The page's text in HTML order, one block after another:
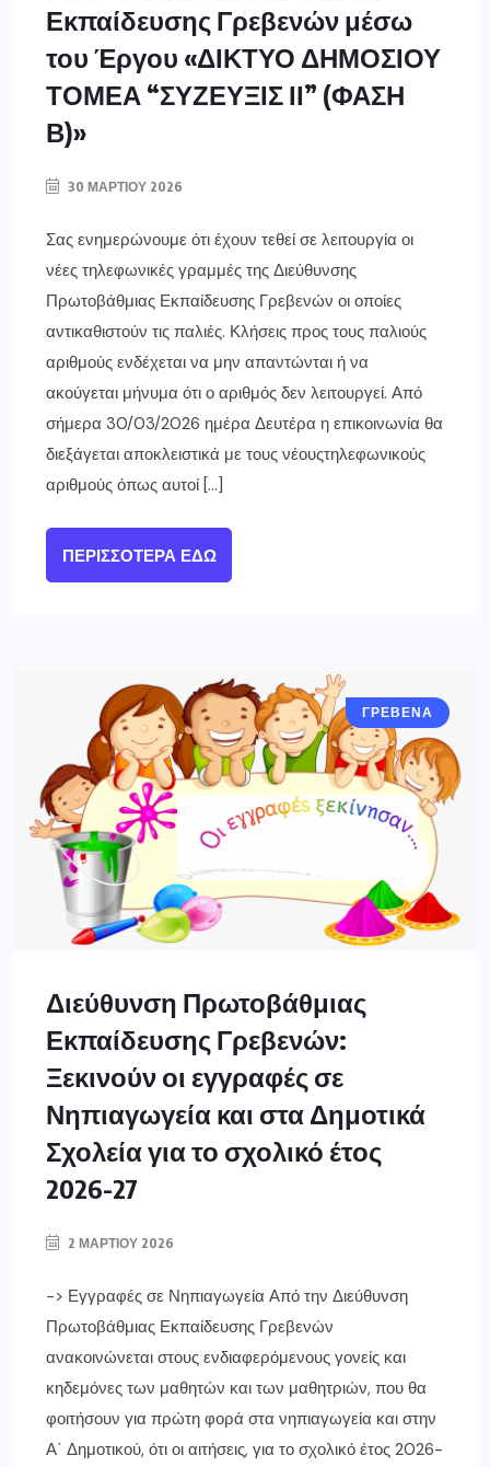
Εκπαίδευσης Γρεβενών μέσω
του Έργου «ΔΙΚΤΥΟ ΔΗΜΟΣΙΟΥ
ΤΟΜΕΑ “ΣΥΖΕΥΞΙΣ ΙΙ” (ΦΑΣΗ
Β)»
30 ΜΑΡΤΊΟΥ 2026
Σας ενημερώνουμε ότι έχουν τεθεί σε λειτουργία οι
νέες τηλεφωνικές γραμμές της Διεύθυνσης
Πρωτοβάθμιας Εκπαίδευσης Γρεβενών οι οποίες
αντικαθιστούν τις παλιές. Κλήσεις προς τους παλιούς
αριθμούς ενδέχεται να μην απαντώνται ή να
ακούγεται μήνυμα ότι ο αριθμός δεν λειτουργεί. Από
σήμερα 30/03/2026 ημέρα Δευτέρα η επικοινωνία θα
διεξάγεται αποκλειστικά με τους νέουςτηλεφωνικούς
αριθμούς όπως αυτοί […]
ΠΕΡΙΣΣΌΤΕΡΑ ΕΔΏ
ΓΡΕΒΕΝΑ
Διεύθυνση Πρωτοβάθμιας
Εκπαίδευσης Γρεβενών:
Ξεκινούν οι εγγραφές σε
Νηπιαγωγεία και στα Δημοτικά
Σχολεία για το σχολικό έτος
2026-27
2 ΜΑΡΤΊΟΥ 2026
-> Εγγραφές σε Νηπιαγωγεία Από την Διεύθυνση
Πρωτοβάθμιας Εκπαίδευσης Γρεβενών
ανακοινώνεται στους ενδιαφερόμενους γονείς και
κηδεμόνες των μαθητών και των μαθητριών, που θα
φοιτήσουν για πρώτη φορά στα νηπιαγωγεία και στην
Α΄ Δημοτικού, ότι οι αιτήσεις, για το σχολικό έτος 2026-